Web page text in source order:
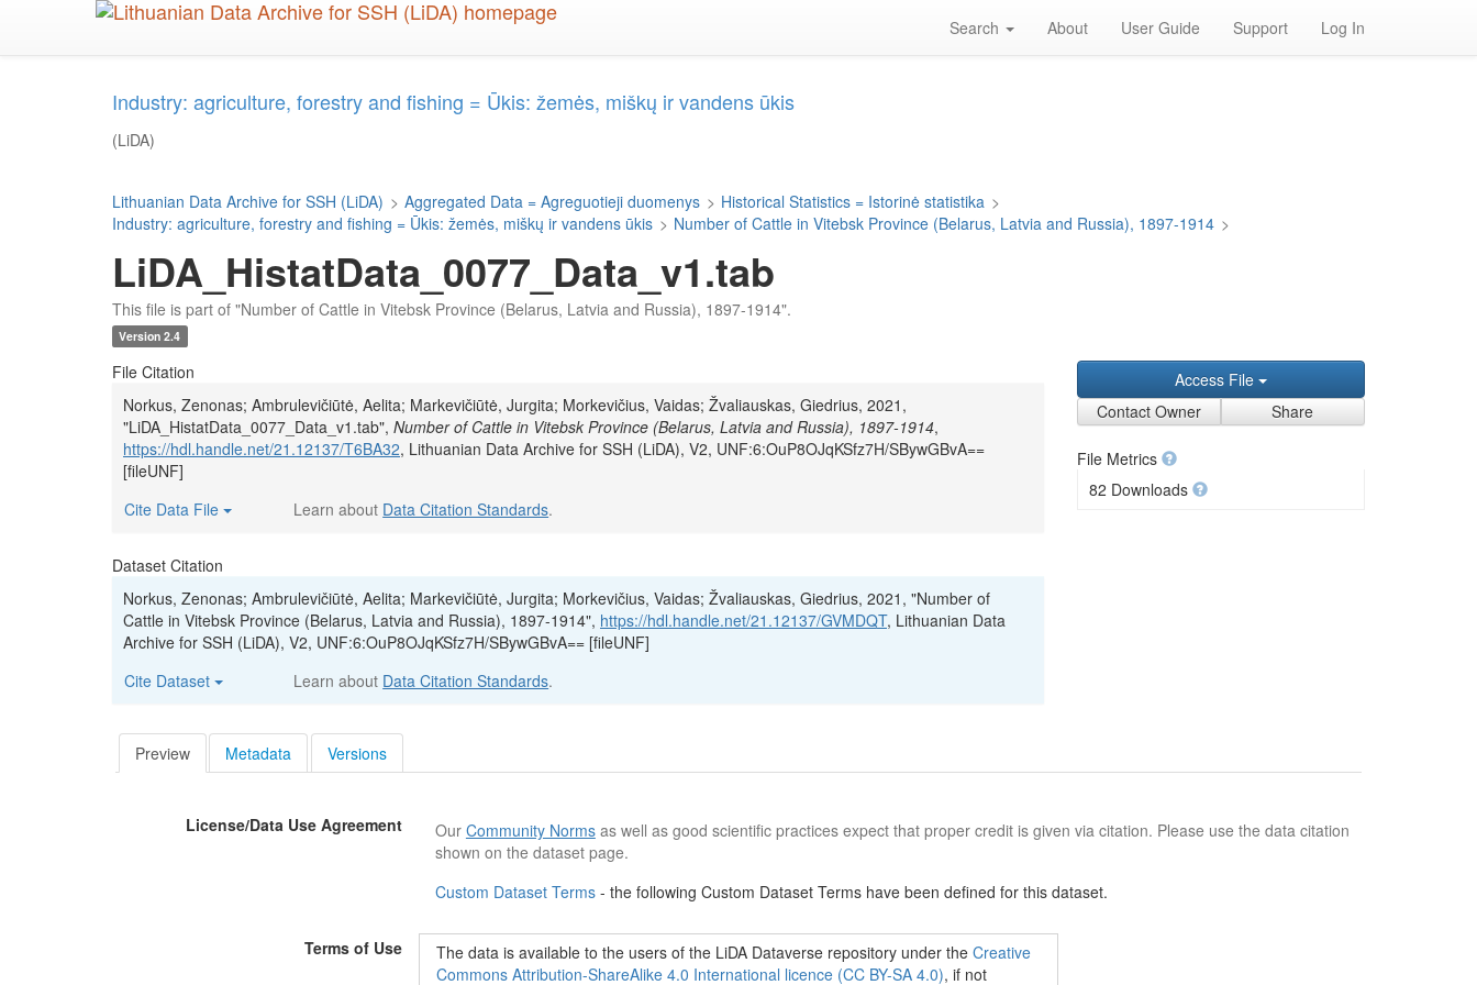
Search About User Guide Support Log In
Industry: agriculture, forestry and fishing = Ūkis: žemės, miškų ir vandens ūkis
(LiDA)
Lithuanian Data Archive for SSH (LiDA) > Aggregated Data = Agreguotieji duomenys > Historical Statistics = Istorinė statistika >
Industry: agriculture, forestry and fishing = Ūkis: žemės, miškų ir vandens ūkis > Number of Cattle in Vitebsk Province (Belarus, Latvia and Russia), 1897-1914 >
LiDA_HistatData_0077_Data_v1.tab
This file is part of "Number of Cattle in Vitebsk Province (Belarus, Latvia and Russia), 1897-1914".
Version 2.4
File Citation
Norkus, Zenonas; Ambrulevičiūtė, Aelita; Markevičiūtė, Jurgita; Morkevičius, Vaidas; Žvaliauskas, Giedrius, 2021,
"LiDA_HistatData_0077_Data_v1.tab", Number of Cattle in Vitebsk Province (Belarus, Latvia and Russia), 1897-1914,
https://hdl.handle.net/21.12137/T6BA32, Lithuanian Data Archive for SSH (LiDA), V2, UNF:6:OuP8OJqKSfz7H/SBywGBvA==
[fileUNF]
Cite Data File
Learn about Data Citation Standards.
Dataset Citation
Norkus, Zenonas; Ambrulevičiūtė, Aelita; Markevičiūtė, Jurgita; Morkevičius, Vaidas; Žvaliauskas, Giedrius, 2021, "Number of
Cattle in Vitebsk Province (Belarus, Latvia and Russia), 1897-1914", https://hdl.handle.net/21.12137/GVMDQT, Lithuanian Data
Archive for SSH (LiDA), V2, UNF:6:OuP8OJqKSfz7H/SBywGBvA== [fileUNF]
Cite Dataset
Learn about Data Citation Standards.
Access File
Contact Owner
Share
File Metrics
82 Downloads
Preview Metadata Versions
License/Data Use Agreement Our Community Normsas well as good scientific practices expect that proper credit is given via citation. Please use the data citation
shown on the dataset page.
Custom Dataset Terms - the following Custom Dataset Terms have been defined for this dataset.
Terms of Use The data is available to the users of the LiDA Dataverse repository under the Creative
Commons Attribution-ShareAlike 4.0 International licence (CC BY-SA 4.0), if not